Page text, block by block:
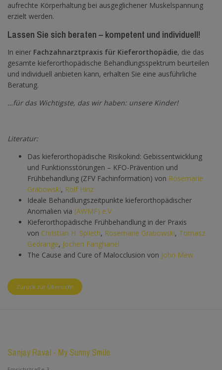
Zurück zur Übersicht
aufrechte Körperhaltung bei ausgeglichener Muskelspannung
erzielt werden.
Lassen Sie sich beraten – kompetent und individuell!
In einer Fachzahnarztpraxis für Kieferorthopädie, die das
gesamte kieferorthopädische Behandlungsspektrum beurteilen
und individuell anbieten kann, erhalten Sie eine ausführliche
Beratung.
…für das Wichtigste, das wir haben: unsere Kinder!
Literatur:
Das kieferorthopädische Risikokind: Gebissentwicklung
und Funktionsstörungen – KFO-Prävention und
Frühbehandlung (ZFV Fachinformation) von Rosemarie
Grabowski, Rolf Hinz
Ideale Behandlungszeitpunkte kieferorthopädischer
Anomalien via (AWMF) e.V
Kieferorthopädische Frühbehandlung in der Praxis
von Christian H. Splieth, Rosemarie Grabowski, Tomasz
Gedrange, Jochen Fanghänel
The Cause and Cure of Malocclusion von John Mew
Sanjay Raval - My Sunny Smile